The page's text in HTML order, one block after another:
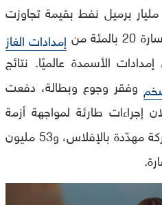
أكثر من 1.2 مليار برميل نفط بقيمة تجاوزت
إمدادات الغاز
من إمدادات الأسمدة عالميًا. نتائج
وفقر وجوع وبطالة، دفعت
إجراءات طارئة لمواجهة أزمة
الطاقة، بينما بات 15 ألف شركة مهدّدة بالإفلاس، و53 مليون